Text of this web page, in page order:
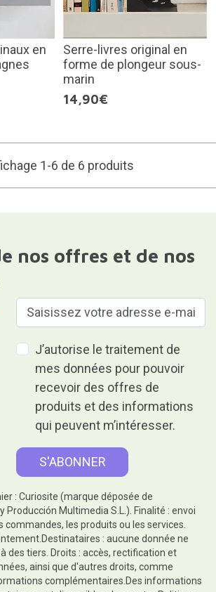
en
Serre-livres original en
forme de plongeur sous-
marin
14,90€
1-6 de 6 produits
nos offres et de nos
J’autorise le traitement de
mes données pour pouvoir
recevoir des offres de
produits et des informations
qui peuvent m’intéresser.
: Curiosite (marque déposée de
Producción Multimedia S.L.). Finalité : envoi
les produits ou les services.
: aucune donnée ne
des tiers. Droits : accès, rectification et
ainsi que d'autres droits, comme
complémentaires.Des informations